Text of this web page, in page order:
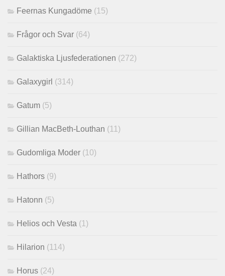
Feernas Kungadöme (15)
Frågor och Svar (64)
Galaktiska Ljusfederationen (272)
Galaxygirl (314)
Gatum (5)
Gillian MacBeth-Louthan (11)
Gudomliga Moder (10)
Hathors (9)
Hatonn (5)
Helios och Vesta (1)
Hilarion (114)
Horus (24)